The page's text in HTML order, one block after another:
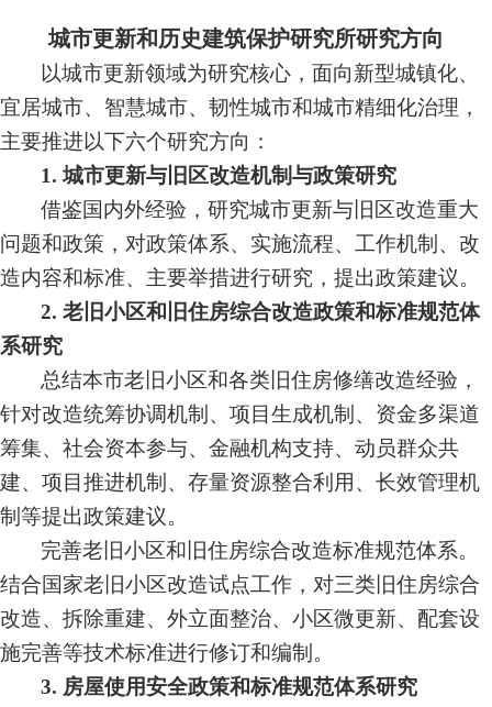
城市更新和历史建筑保护研究所研究方向
以城市更新领域为研究核心，面向新型城镇化、
宜居城市、智慧城市、韧性城市和城市精细化治理，
主要推进以下六个研究方向：
1.城市更新与旧区改造机制与政策研究
借鉴国内外经验，研究城市更新与旧区改造重大
问题和政策，对政策体系、实施流程、工作机制、改
造内容和标准、主要举措进行研究，提出政策建议。
2. 老旧小区和旧住房综合改造政策和标准规范体
系研究
总结本市老旧小区和各类旧住房修缮改造经验，
针对改造统筹协调机制、项目生成机制、资金多渠道
筹集、社会资本参与、金融机构支持、动员群众共
建、项目推进机制、存量资源整合利用、长效管理机
制等提出政策建议。
完善老旧小区和旧住房综合改造标准规范体系。
结合国家老旧小区改造试点工作，对三类旧住房综合
改造、拆除重建、外立面整治、小区微更新、配套设
施完善等技术标准进行修订和编制。
3. 房屋使用安全政策和标准规范体系研究